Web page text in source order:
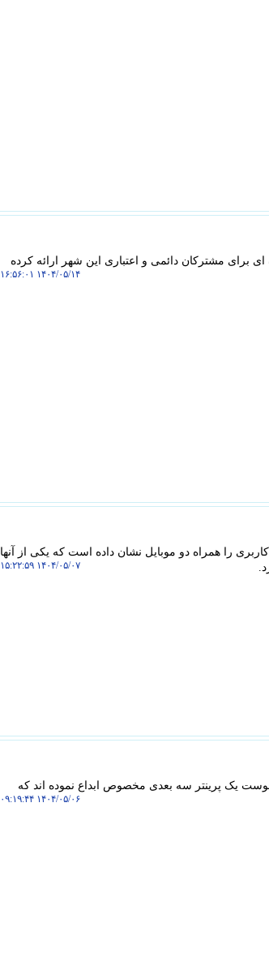
ای برای مشترکان دائمی و اعتباری این شهر ارائه کرده
۱۴۰۴/۰۵/۱۴ ۱۶:۵۶:۰۱
را همراه دو موبایل نشان داده است که یکی از آنها
۱۴۰۴/۰۵/۰۷ ۱۵:۲۲:۵۹
یک پرینتر سه بعدی مخصوص ابداع نموده اند که
۱۴۰۴/۰۵/۰۶ ۰۹:۱۹:۴۴